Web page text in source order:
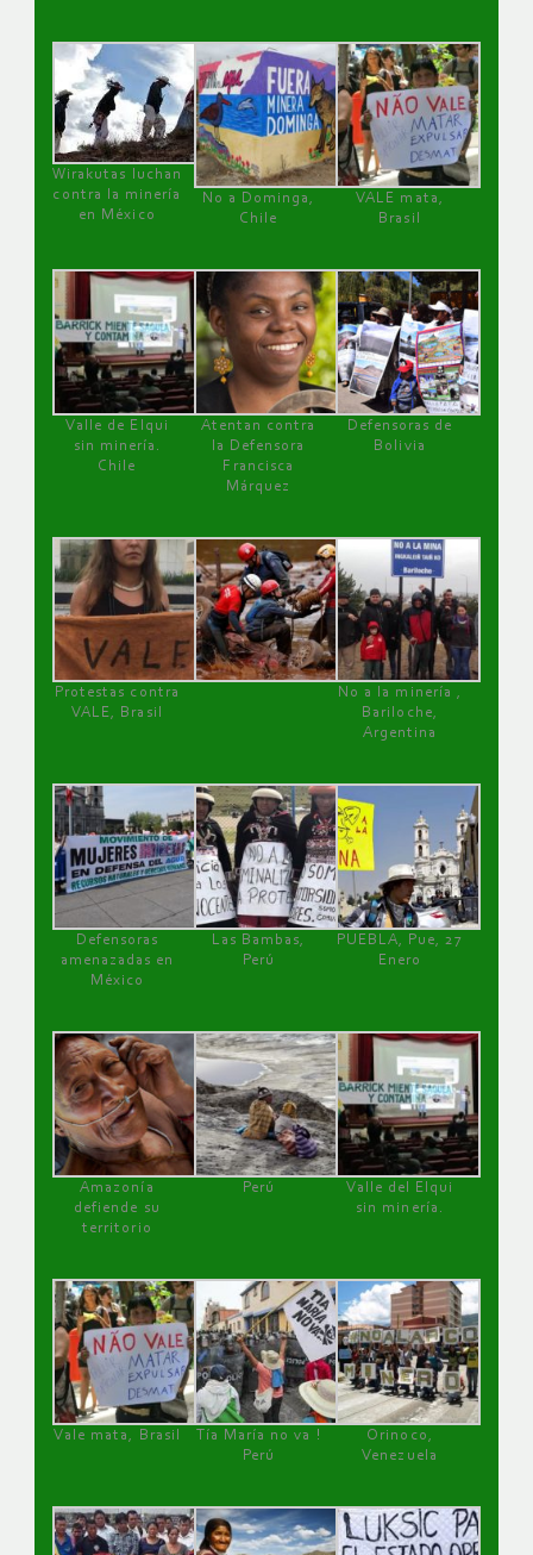
Wirakutas luchan
contra la minería
en México
No a Dominga,
Chile
VALE mata,
Brasil
Valle de Elqui
sin minería.
Chile
Atentan contra
la Defensora
Francisca
Márquez
Defensoras de
Bolivia
Protestas contra
VALE, Brasil
No a la minería ,
Bariloche,
Argentina
Defensoras
amenazadas en
México
Las Bambas,
Perú
PUEBLA, Pue, 27
Enero
Amazonía
defiende su
territorio
Perú
Valle del Elqui
sin minería.
Vale mata, Brasil
Tía María no va !
Perú
Orinoco,
Venezuela